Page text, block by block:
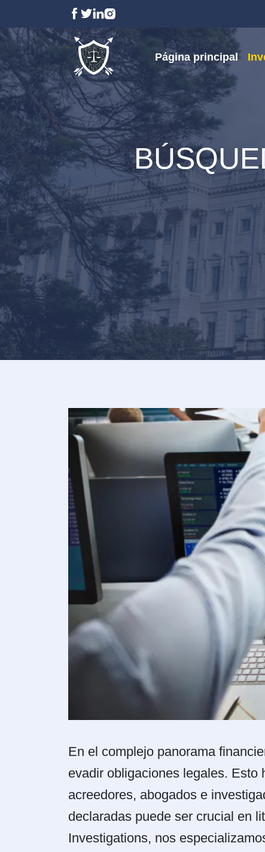
Página principal
En el complejo panorama
evadir obligaciones legales. Esto
acreedores, abogados e
declaradas puede ser crucial en
Investigations, nos